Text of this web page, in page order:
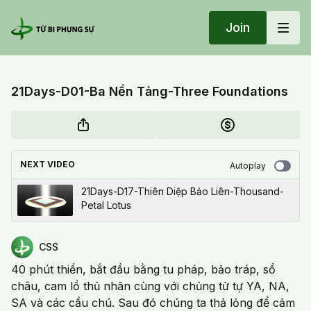
Join
21Days-D01-Ba Nền Tảng-Three Foundations
NEXT VIDEO Autoplay
21Days-D17-Thiên Diệp Bảo Liên-Thousand-
Petal Lotus
CSS
40 phút thiền, bắt đầu bằng tu pháp, bảo tráp, sổ
châu, cam lồ thủ nhãn cùng với chủng tử tự YA, NA,
SA và các cầu chú. Sau đó chúng ta thả lỏng để cảm